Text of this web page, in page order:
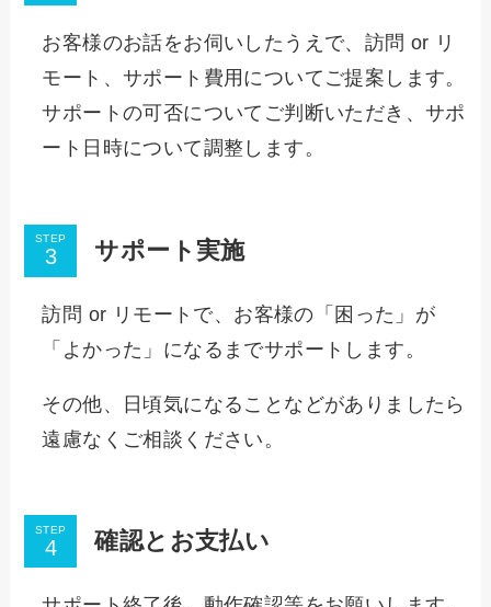
お客様のお話をお伺いしたうえで、訪問 or リ
モート、サポート費用についてご提案します。
サポートの可否についてご判断いただき、サポ
ート日時について調整します。
STEP サポート実施
訪問 or リモートで、お客様の「困った」が
「よかった」になるまでサポートします。
その他、日頃気になることなどがありましたら
遠慮なくご相談ください。
STEP 確認とお支払い